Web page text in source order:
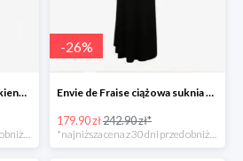
Envie de Fraise ciążowa sukienka 'Madeleine' -50%
-26%
Envie de Fraise ciążowa suknia wieczorowa 'Lucille' -26%
179.90 zł242.90 zł*